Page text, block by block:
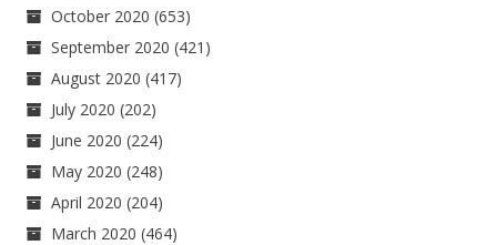
October 2020 (653)
September 2020 (421)
August 2020 (417)
July 2020 (202)
June 2020 (224)
May 2020 (248)
April 2020 (204)
March 2020 (464)